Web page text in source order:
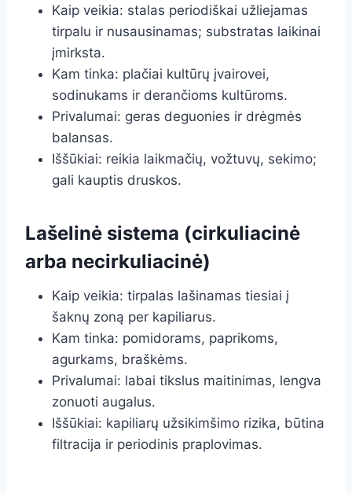
Kaip veikia: stalas periodiškai užliejamas
tirpalu ir nusausinamas; substratas laikinai
įmirksta.
Kam tinka: plačiai kultūrų įvairovei,
sodinukams ir derančioms kultūroms.
Privalumai: geras deguonies ir drėgmės
balansas.
Iššūkiai: reikia laikmačių, vožtuvų, sekimo;
gali kauptis druskos.
Lašelinė sistema (cirkuliacinė
arba necirkuliacinė)
Kaip veikia: tirpalas lašinamas tiesiai į
šaknų zoną per kapiliarus.
Kam tinka: pomidorams, paprikoms,
agurkams, braškėms.
Privalumai: labai tikslus maitinimas, lengva
zonuoti augalus.
Iššūkiai: kapiliarų užsikimšimo rizika, būtina
filtracija ir periodinis praplovimas.